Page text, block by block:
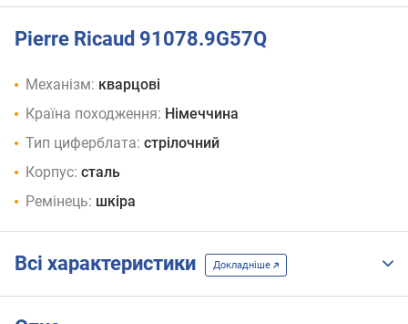
Pierre Ricaud 91078.9G57Q
Механізм: кварцові
Країна походження: Німеччина
Тип циферблата: стрілочний
Корпус: сталь
Ремінець: шкіра
Всі характеристики Докладніше